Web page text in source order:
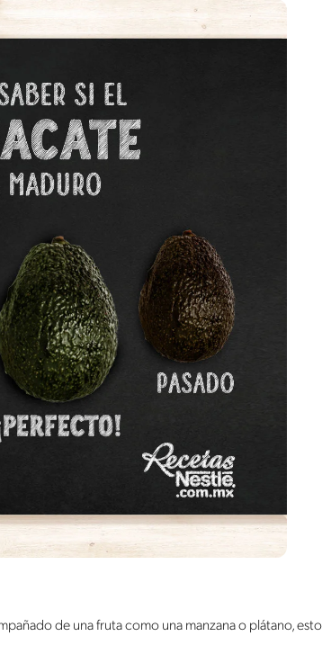
de una fruta como una manzana o plátano, esto